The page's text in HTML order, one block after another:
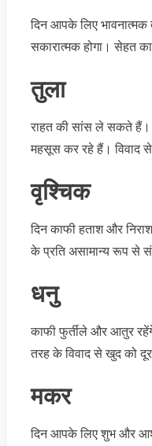
दिन आपके लिए भावनात्मक
सकारात्मक होगा। सेहत
तुला
राहत की सांस ले सकते हैं।
महसूस कर रहे हैं। विवाद
वृश्चिक
दिन काफी हताश और
के प्रति असामान्य रूप से
धनु
काफी फुर्तीले और आतुर
तरह के विवाद से खुद को
मकर
दिन आपके लिए शुभ और